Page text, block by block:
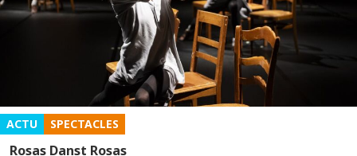
ACTU SPECTACLES
Rosas Danst Rosas